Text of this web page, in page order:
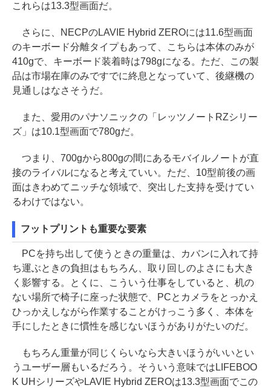
これらは13.3型画面だ。
さらに、NECPのLAVIE Hybrid ZEROには11.6型画面
のキーボード分離タイプもあって、こちらは本体のみが
410gで、キーボード装着時は798gになる。ただ、この製
品は市場在庫のみですでに終息となっていて、後継機の
見通しはなさそうだ。
また、愛用のパナソニックの「レッツノートRZシリー
ズ」は10.1型画面で780gだ。
つまり、700gから800gの間にあるモバイルノートが直
接のライバルになると考えていい。ただ、10型前後の画
面はきわめてニッチな領域で、突出した支持を受けてい
るわけではない。
フットプリントも重要な要素
PCを持ち出して使うときの重量は、カバンに入れて持
ち運ぶときの負担はもちろん、取り回しのよさにも大き
く影響する。とくに、こういう仕事をしていると、机の
ない場所で椅子に座った状態で、PCとカメラをとっかえ
ひっかえしながら作業することがけっこう多く、本体を
手にしたときに慣性を感じないほうがありがたいのだ。
もちろん重量が同じくらいなら大きいほうがいいとい
うユーザー層もいるだろう。そういう意味ではLIFEBOO
K UHシリーズやLAVIE Hybrid ZEROは13.3型画面でこの